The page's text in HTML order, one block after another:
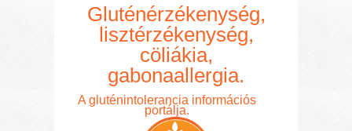
Gluténérzékenység,
lisztérzékenység,
cöliákia,
gabonaallergia.
A gluténintolerancia információs
portálja.